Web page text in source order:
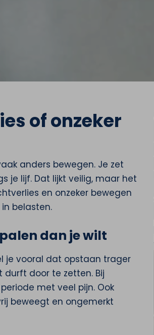
of onzeker
anders bewegen. Je zet
je lijf. Dat lijkt veilig, maar het
en onzeker bewegen
belasten.
dan je wilt
je vooral dat opstaan trager
door te zetten. Bij
met veel pijn. Ook
beweegt en ongemerkt